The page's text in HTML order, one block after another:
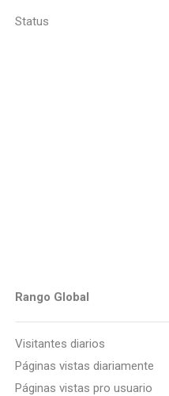
Status
Rango Global
Visitantes diarios
Páginas vistas diariamente
Páginas vistas pro usuario